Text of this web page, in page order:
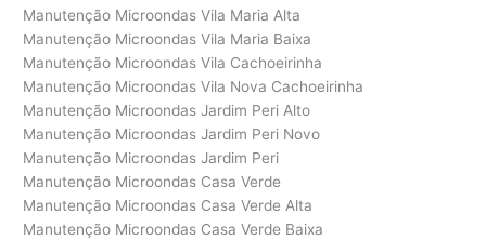
Manutenção Microondas Vila Maria Alta
Manutenção Microondas Vila Maria Baixa
Manutenção Microondas Vila Cachoeirinha
Manutenção Microondas Vila Nova Cachoeirinha
Manutenção Microondas Jardim Peri Alto
Manutenção Microondas Jardim Peri Novo
Manutenção Microondas Jardim Peri
Manutenção Microondas Casa Verde
Manutenção Microondas Casa Verde Alta
Manutenção Microondas Casa Verde Baixa